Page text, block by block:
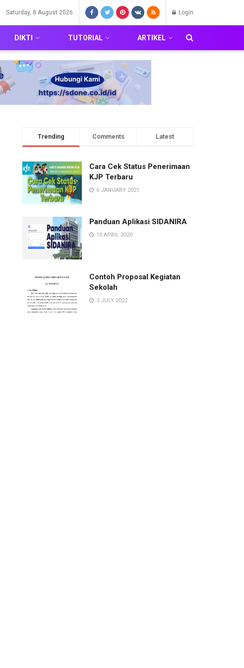
Saturday, 8 August 2026 Login
DIKTI TUTORIAL ARTIKEL
Trending Comments Latest
Cara Cek Status Penerimaan
KJP Terbaru
6 JANUARY 2021
Panduan Aplikasi SIDANIRA
10 APRIL 2020
Contoh Proposal Kegiatan
Sekolah
3 JULY 2022